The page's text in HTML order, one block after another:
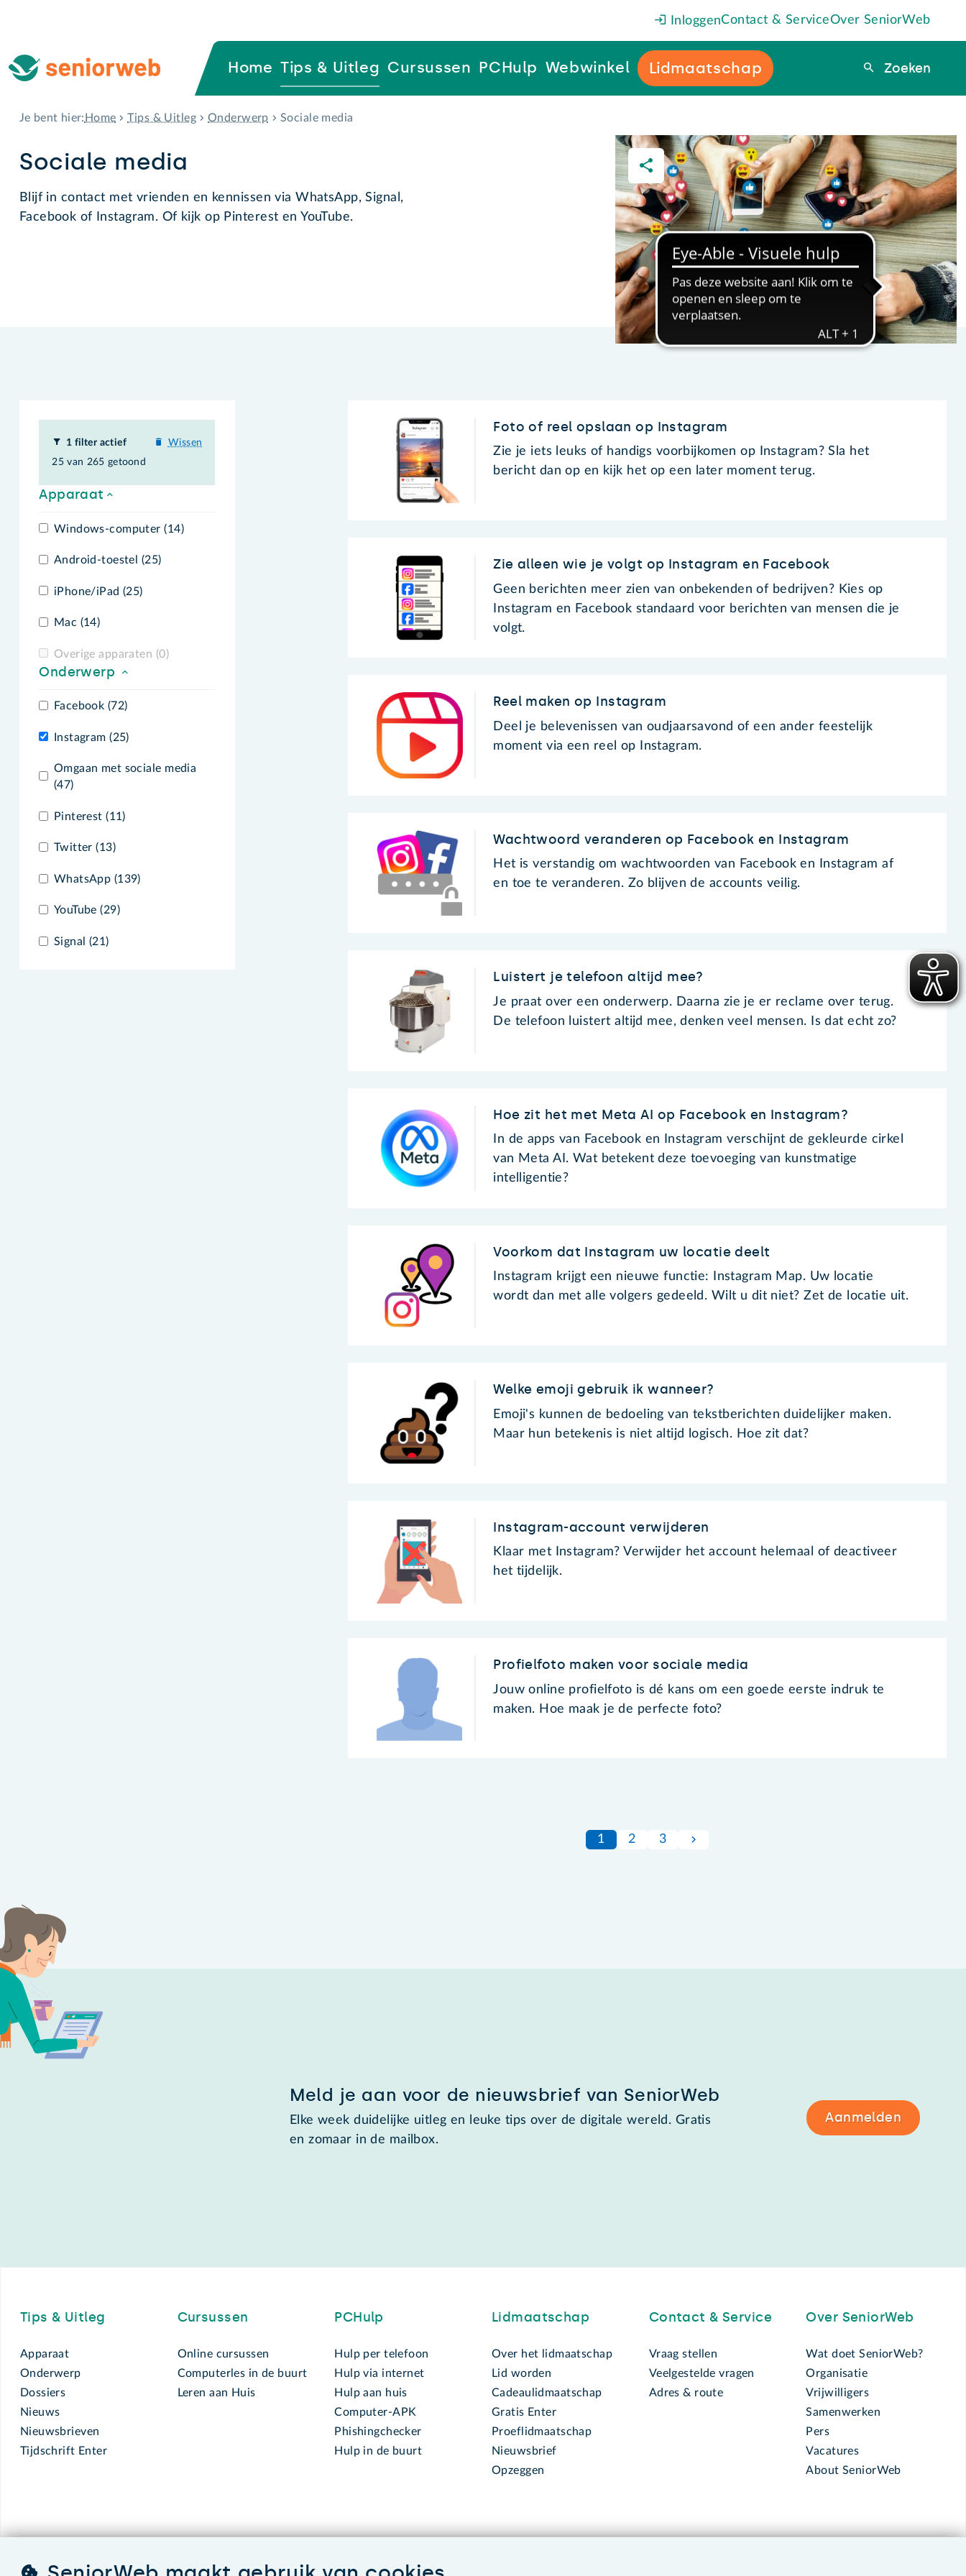
InloggenContact & ServiceOver SeniorWeb
Home Tips & Uitleg Cursussen PCHulp Webwinkel Lidmaatschap Zoeken
Zoeken
Je bent hier: Home Tips & Uitleg Onderwerp Sociale media
Sociale media
Blijf in contact met vrienden en kennissen via WhatsApp, Signal,
Facebook of Instagram. Of kijk op Pinterest en YouTube.
1 filter actief
25 van 265 getoond
Wissen
Apparaat
Windows-computer (14)
Android-toestel (25)
iPhone/iPad (25)
Mac (14)
Overige apparaten (0)
Onderwerp
Facebook (72)
Instagram (25)
Omgaan met sociale media
(47)
Pinterest (11)
Twitter (13)
WhatsApp (139)
YouTube (29)
Signal (21)
Foto of reel opslaan op Instagram
Zie je iets leuks of handigs voorbijkomen op Instagram? Sla het
bericht dan op en kijk het op een later moment terug.
Zie alleen wie je volgt op Instagram en Facebook
Geen berichten meer zien van onbekenden of bedrijven? Kies op
Instagram en Facebook standaard voor berichten van mensen die je
volgt.
Reel maken op Instagram
Deel je belevenissen van oudjaarsavond of een ander feestelijk
moment via een reel op Instagram.
Wachtwoord veranderen op Facebook en Instagram
Het is verstandig om wachtwoorden van Facebook en Instagram af
en toe te veranderen. Zo blijven de accounts veilig.
Luistert je telefoon altijd mee?
Je praat over een onderwerp. Daarna zie je er reclame over terug.
De telefoon luistert altijd mee, denken veel mensen. Is dat echt zo?
Hoe zit het met Meta AI op Facebook en Instagram?
In de apps van Facebook en Instagram verschijnt de gekleurde cirkel
van Meta AI. Wat betekent deze toevoeging van kunstmatige
intelligentie?
Voorkom dat Instagram uw locatie deelt
Instagram krijgt een nieuwe functie: Instagram Map. Uw locatie
wordt dan met alle volgers gedeeld. Wilt u dit niet? Zet de locatie uit.
Welke emoji gebruik ik wanneer?
Emoji's kunnen de bedoeling van tekstberichten duidelijker maken.
Maar hun betekenis is niet altijd logisch. Hoe zit dat?
Instagram-account verwijderen
Klaar met Instagram? Verwijder het account helemaal of deactiveer
het tijdelijk.
Profielfoto maken voor sociale media
Jouw online profielfoto is dé kans om een goede eerste indruk te
maken. Hoe maak je de perfecte foto?
1 2 3
Meld je aan voor de nieuwsbrief van SeniorWeb
Elke week duidelijke uitleg en leuke tips over de digitale wereld. Gratis
en zomaar in de mailbox.
Aanmelden
Tips & Uitleg
Apparaat
Onderwerp
Dossiers
Nieuws
Nieuwsbrieven
Tijdschrift Enter
Cursussen
Online cursussen
Computerles in de buurt
Leren aan Huis
PCHulp
Hulp per telefoon
Hulp via internet
Hulp aan huis
Computer-APK
Phishingchecker
Hulp in de buurt
Lidmaatschap
Over het lidmaatschap
Lid worden
Cadeaulidmaatschap
Gratis Enter
Proeflidmaatschap
Nieuwsbrief
Opzeggen
Contact & Service
Vraag stellen
Veelgestelde vragen
Adres & route
Over SeniorWeb
Wat doet SeniorWeb?
Organisatie
Vrijwilligers
Samenwerken
Pers
Vacatures
About SeniorWeb
SeniorWeb.De computerhulp voor u.